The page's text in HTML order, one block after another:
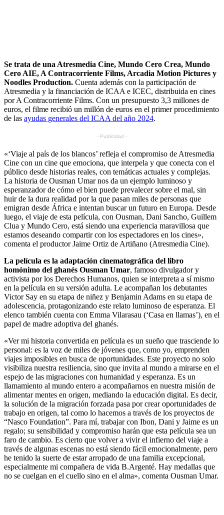
Se trata de una Atresmedia Cine, Mundo Cero Crea, Mundo
Cero AIE, A Contracorriente Films, Arcadia Motion Pictures y
Noodles Production. Cuenta además con la participación de
Atresmedia y la financiación de ICAA e ICEC, distribuida en cines
por A Contracorriente Films. Con un presupuesto 3,3 millones de
euros, el filme recibió un millón de euros en el primer procedimiento
de las ayudas generales del ICAA del año 2024.
- Publicidad -
«‘Viaje al país de los blancos’ refleja el compromiso de Atresmedia
Cine con un cine que emociona, que interpela y que conecta con el
público desde historias reales, con temáticas actuales y complejas.
La historia de Ousman Umar nos da un ejemplo luminoso y
esperanzador de cómo el bien puede prevalecer sobre el mal, sin
huir de la dura realidad por la que pasan miles de personas que
emigran desde África e intentan buscar un futuro en Europa. Desde
luego, el viaje de esta película, con Ousman, Dani Sancho, Guillem
Clua y Mundo Cero, está siendo una experiencia maravillosa que
estamos deseando compartir con los espectadores en los cines»,
comenta el productor Jaime Ortiz de Artiñano (Atresmedia Cine).
La película es la adaptación cinematográfica del libro
homónimo del ghanés Ousman Umar, famoso divulgador y
activista por los Derechos Humanos, quien se interpreta a sí mismo
en la película en su versión adulta. Le acompañan los debutantes
Victor Say en su etapa de niñez y Benjamin Adams en su etapa de
adolescencia, protagonizando este relato luminoso de esperanza. El
elenco también cuenta con Emma Vilarasau (‘Casa en llamas’), en el
papel de madre adoptiva del ghanés.
«Ver mi historia convertida en película es un sueño que trasciende lo
personal: es la voz de miles de jóvenes que, como yo, emprenden
viajes imposibles en busca de oportunidades. Este proyecto no solo
visibiliza nuestra resiliencia, sino que invita al mundo a mirarse en el
espejo de las migraciones con humanidad y esperanza. Es un
llamamiento al mundo entero a acompañarnos en nuestra misión de
alimentar mentes en origen, mediando la educación digital. Es decir,
la solución de la migración forzada pasa por crear oportunidades de
trabajo en origen, tal como lo hacemos a través de los proyectos de
“Nasco Foundation”. Para mí, trabajar con Ibon, Dani y Jaime es un
regalo; su sensibilidad y compromiso harán que esta película sea un
faro de cambio. Es cierto que volver a vivir el infierno del viaje a
través de algunas escenas no está siendo fácil emocionalmente, pero
he tenido la suerte de estar arropado de una familia excepcional,
especialmente mi compañera de vida B.Argenté. Hay medallas que
no se cuelgan en el cuello sino en el alma», comenta Ousman Umar.